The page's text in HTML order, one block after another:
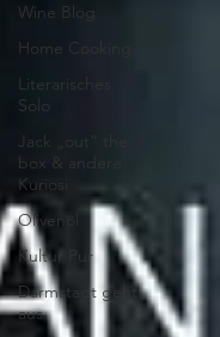
Wine Blog
Home Cooking
Literarisches
Solo
Jack „out“ the
box & andere
Kuriosi
Olivenöl
Kultur Pur
Darmstadt geht
aus